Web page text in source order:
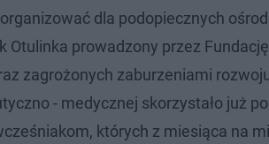
dla podopiecznych
Otulinka prowadzony przez
zagrożonych zaburzeniami
- medycznej skorzystało już
których z miesiąca na